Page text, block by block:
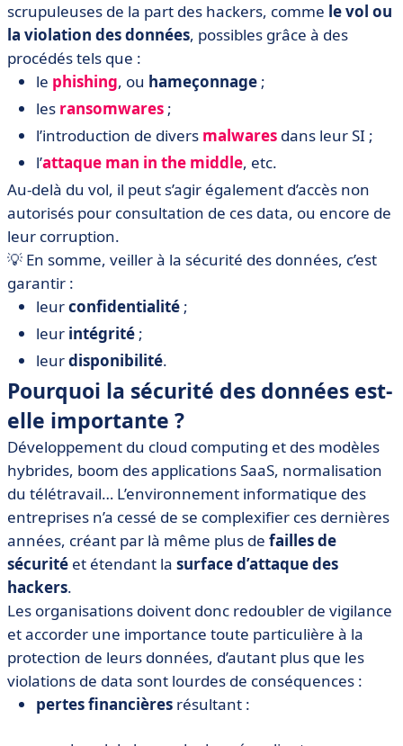
scrupuleuses de la part des hackers, comme le vol ou
la violation des données, possibles grâce à des
procédés tels que :
le phishing, ou hameçonnage ;
les ransomwares ;
l’introduction de divers malwares dans leur SI ;
l’attaque man in the middle, etc.
Au-delà du vol, il peut s’agir également d’accès non
autorisés pour consultation de ces data, ou encore de
leur corruption.
💡 En somme, veiller à la sécurité des données, c’est
garantir :
leurconfidentialité ;
leur intégrité ;
leurdisponibilité.
Pourquoi la sécurité des données est-
elle importante ?
Développement du cloud computing et des modèles
hybrides, boom des applications SaaS, normalisation
du télétravail… L’environnement informatique des
entreprises n’a cessé de se complexifier ces dernières
années, créant par là même plus de failles de
sécurité et étendant la surface d’attaque des
hackers.
Les organisations doivent donc redoubler de vigilance
et accorder une importance toute particulière à la
protection de leurs données, d’autant plus que les
violations de data sont lourdes de conséquences :
pertes financières résultant :